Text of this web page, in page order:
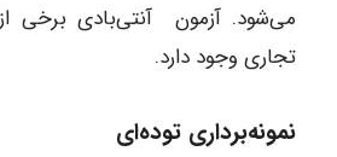
می‌شود. آزمون آنتی‌بادی برخی
تجاری وجود دارد.
نمونه‌برداری توده‌ای